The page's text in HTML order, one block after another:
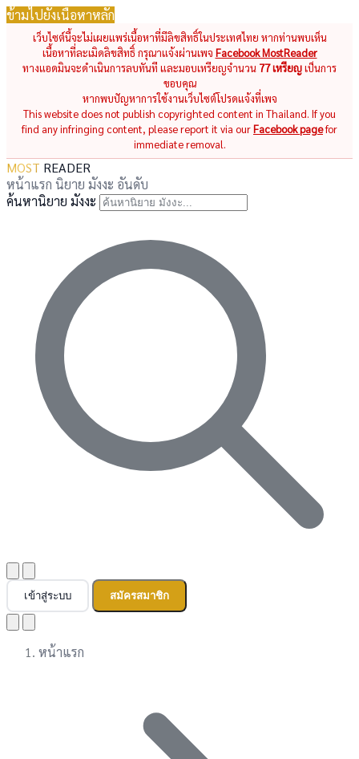
ข้ามไปยังเนื้อหาหลัก
เว็บไซต์นี้จะไม่เผยแพร่เนื้อหาที่มีลิขสิทธิ์ในประเทศไทย หากท่านพบเห็น
เนื้อหาที่ละเมิดลิขสิทธิ์ กรุณาแจ้งผ่านเพจ Facebook MostReader
ทางแอดมินจะดำเนินการลบทันที และมอบเหรียญจำนวน 77 เหรียญเป็นการ
ขอบคุณ
หากพบปัญหาการใช้งานเว็บไซต์โปรดแจ้งที่เพจ
This website does not publish copyrighted content in Thailand. If you
find any infringing content, please report it via ourFacebook pagefor
immediate removal.
MOST READER
หน้าแรก นิยาย มังงะ อันดับ
ค้นหานิยาย มังงะ
เข้าสู่ระบบ สมัครสมาชิก
หน้าแรก